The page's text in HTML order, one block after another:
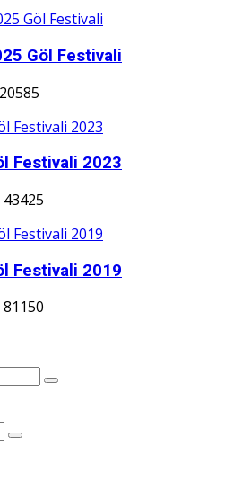
Göl Festivali
20585
Festivali 2023
43425
Festivali 2019
81150